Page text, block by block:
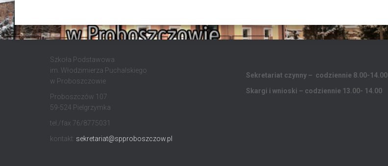
Szkoła Podstawowa
im. Włodzimierza Puchalskiego
w Proboszczowie
Proboszczów 107
59-524 Pielgrzymka
tel./fax 76/8775031
kontakt: sekretariat@spproboszczow.pl
Sekretariat czynny – codziennie 8.00-14.00
Skargi i wnioski – codziennie 13.00- 14.00